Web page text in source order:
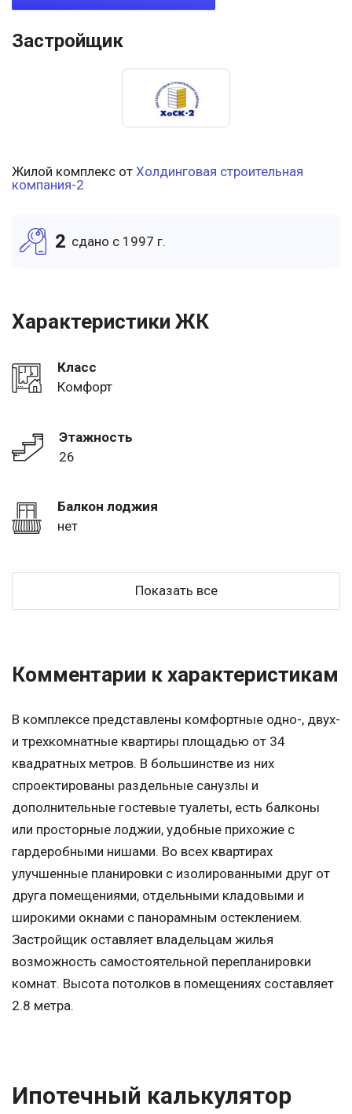
Застройщик
Жилой комплекс от Холдинговая строительная
компания-2
2 cдано c 1997 г.
Характеристики ЖК
Класс
Комфорт
Этажность
26
Балкон лоджия
нет
Показать все
Комментарии к характеристикам
В комплексе представлены комфортные одно-, двух-
и трехкомнатные квартиры площадью от 34
квадратных метров. В большинстве из них
спроектированы раздельные санузлы и
дополнительные гостевые туалеты, есть балконы
или просторные лоджии, удобные прихожие с
гардеробными нишами. Во всех квартирах
улучшенные планировки с изолированными друг от
друга помещениями, отдельными кладовыми и
широкими окнами с панорамным остеклением.
Застройщик оставляет владельцам жилья
возможность самостоятельной перепланировки
комнат. Высота потолков в помещениях составляет
2.8 метра.
Ипотечный калькулятор